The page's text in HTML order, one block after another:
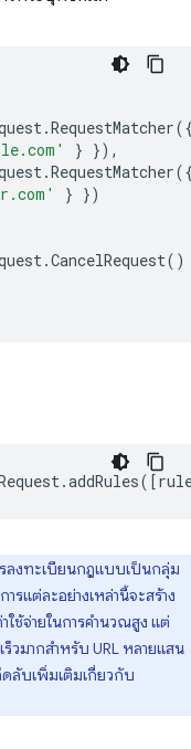
.RequestMatcher
} }),
.RequestMatcher
} })
.CancelRequest()
.addRules([
ลงทะเบียนกฎแบบเป็นกลุ่ม
รแต่ละอย่างเหล่านี้จะสร้าง
ใช้จ่ายในการคำนวณสูง แต่
วมากสำหรับ URL หลายแสน
ดลับเพิ่มเติมเกี่ยวกับ